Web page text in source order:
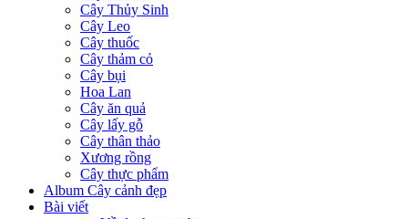
Cây Thủy Sinh
Cây Leo
Cây thuốc
Cây thảm cỏ
Cây bụi
Hoa Lan
Cây ăn quả
Cây lấy gỗ
Cây thân thảo
Xương rồng
Cây thực phẩm
Album Cây cảnh đẹp
Bài viết